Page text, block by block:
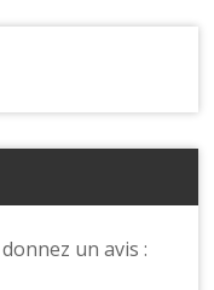
un avis :